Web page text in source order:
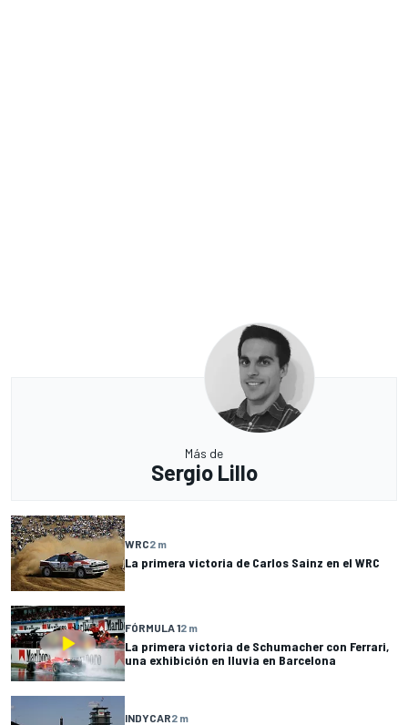
Más de
Sergio Lillo
WRC2 m
La primera victoria de Carlos Sainz en el WRC
FÓRMULA 12 m
La primera victoria de Schumacher con Ferrari,
una exhibición en lluvia en Barcelona
INDYCAR2 m